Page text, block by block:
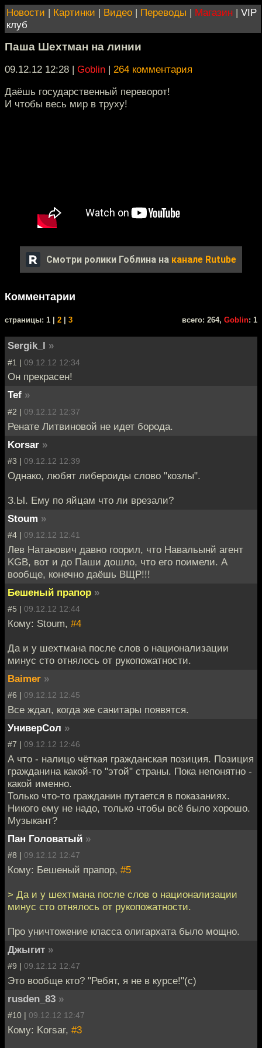
Новости | Картинки | Видео | Переводы | Магазин | VIP
клуб
Паша Шехтман на линии
09.12.12 12:28 | Goblin | 264 комментария
Даёшь государственный переворот!
И чтобы весь мир в труху!
Смотри ролики Гоблина на канале Rutube
Комментарии
cтраницы: 1 | 2 3 всего: 264, Goblin: 1
Sergik_l »
#1 | 09.12.12 12:34
Он прекрасен!
Tef »
#2 | 09.12.12 12:37
Ренате Литвиновой не идет борода.
Korsar »
#3 | 09.12.12 12:39
Однако, любят либероиды слово "козлы".
З.Ы. Ему по яйцам что ли врезали?
Stoum »
#4 | 09.12.12 12:41
Лев Натанович давно гоорил, что Навальынй агент
KGB, вот и до Паши дошло, что его поимели. А
вообще, конечно даёшь ВЩР!!!
Бешеный прапор »
#5 | 09.12.12 12:44
Кому: Stoum, #4
Да и у шехтмана после слов о национализации
минус сто отнялось от рукопожатности.
Baimer »
#6 | 09.12.12 12:45
Все ждал, когда же санитары появятся.
УниверСол »
#7 | 09.12.12 12:46
А что - налицо чёткая гражданская позиция. Позиция
гражданина какой-то "этой" страны. Пока непонятно -
какой именно.
Только что-то гражданин путается в показаниях.
Никого ему не надо, только чтобы всё было хорошо.
Музыкант?
Пан Головатый »
#8 | 09.12.12 12:47
Кому: Бешеный прапор, #5
> Да и у шехтмана после слов о национализации
минус сто отнялось от рукопожатности.
Про уничтожение класса олигархата было мощно.
Джыгит »
#9 | 09.12.12 12:47
Это вообще кто? "Ребят, я не в курсе!"(с)
rusden_83 »
#10 | 09.12.12 12:47
Кому: Korsar, #3